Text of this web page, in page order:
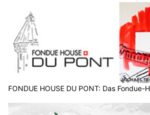
FONDUE HOUSE DU PONT: Das Fondue-